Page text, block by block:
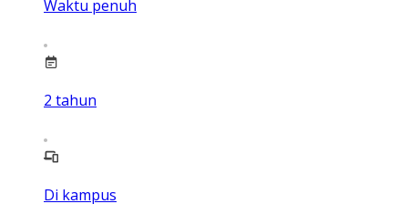
Waktu penuh
2 tahun
Di kampus